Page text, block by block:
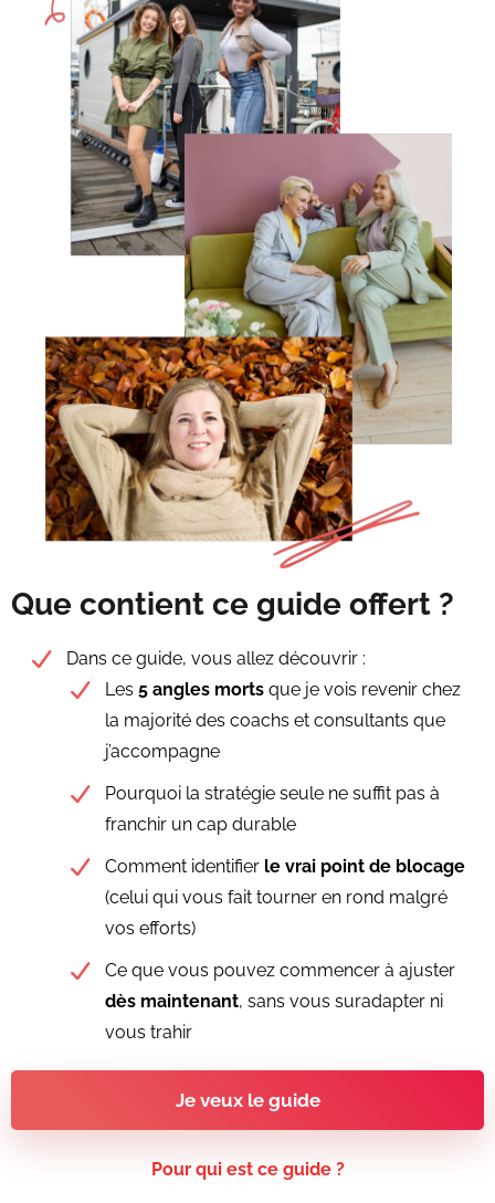
Que contient ce guide offert ?
Dans ce guide, vous allez découvrir :
Les 5 angles morts que je vois revenir chez
la majorité des coachs et consultants que
j’accompagne
Pourquoi la stratégie seule ne suffit pas à
franchir un cap durable
Comment identifier le vrai point de blocage
(celui qui vous fait tourner en rond malgré
vos efforts)
Ce que vous pouvez commencer à ajuster
dès maintenant, sans vous suradapter ni
vous trahir
Je veux le guide
Pour qui est ce guide ?